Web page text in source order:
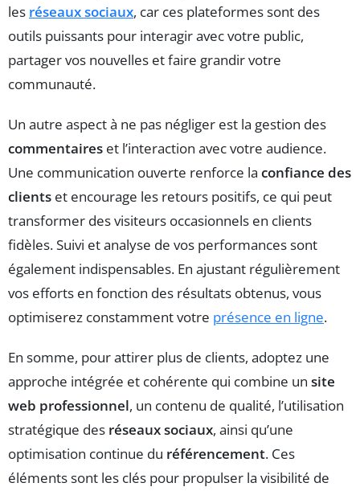
les réseaux sociaux, car ces plateformes sont des
outils puissants pour interagir avec votre public,
partager vos nouvelles et faire grandir votre
communauté.
Un autre aspect à ne pas négliger est la gestion des
commentaires et l’interaction avec votre audience.
Une communication ouverte renforce la confiance des
clients et encourage les retours positifs, ce qui peut
transformer des visiteurs occasionnels en clients
fidèles. Suivi et analyse de vos performances sont
également indispensables. En ajustant régulièrement
vos efforts en fonction des résultats obtenus, vous
optimiserez constamment votre présence en ligne.
En somme, pour attirer plus de clients, adoptez une
approche intégrée et cohérente qui combine un site
web professionnel, un contenu de qualité, l’utilisation
stratégique des réseaux sociaux, ainsi qu’une
optimisation continue du référencement. Ces
éléments sont les clés pour propulser la visibilité de